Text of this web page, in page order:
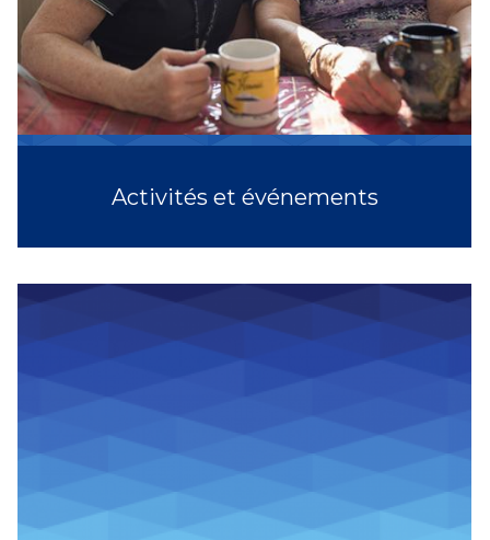
Activités et événements